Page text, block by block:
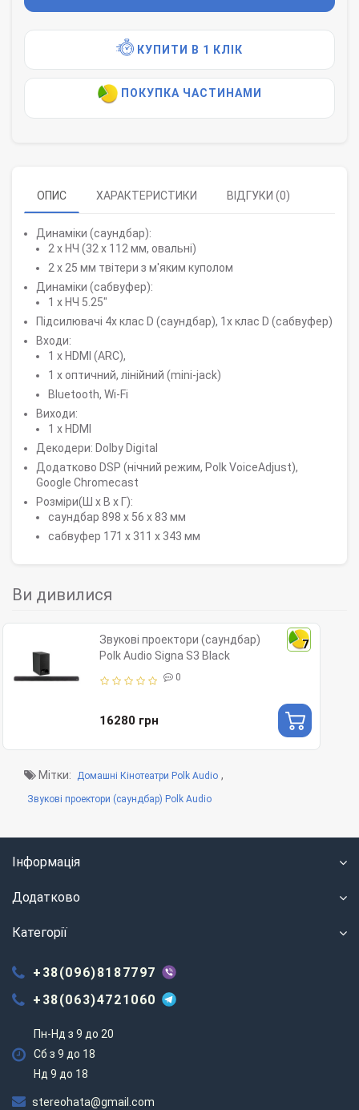
КУПИТИ В 1 КЛІК
ПОКУПКА ЧАСТИНАМИ
ОПИС ХАРАКТЕРИСТИКИ ВІДГУКИ (0)
Динаміки (саундбар):
2 х НЧ (32 х 112 мм, овальні)
2 х 25 мм твітери з м'яким куполом
Динаміки (сабвуфер):
1 x НЧ 5.25"
Підсилювачі 4х клас D (саундбар), 1х клас D (сабвуфер)
Входи:
1 x HDMI (ARC),
1 x оптичний, лінійний (mini-jack)
Bluetooth, Wi-Fi
Виходи:
1 x HDMI
Декодери: Dolby Digital
Додатково DSP (нічний режим, Polk VoiceAdjust),
Google Chromecast
Розміри(Ш х В х Г):
саундбар 898 х 56 х 83 мм
сабвуфер 171 x 311 х 343 мм
Ви дивилися
7
Звукові проектори (саундбар)
Polk Audio Signa S3 Black
0
16280 грн
Мітки: Домашні Кінотеатри Polk Audio ,
Звукові проектори (саундбар) Polk Audio
Інформація
Додатково
Категорії
+38(096)8187797
+38(063)4721060
Пн-Нд з 9 до 20
Сб з 9 до 18
Нд 9 до 18
stereohata@gmail.com